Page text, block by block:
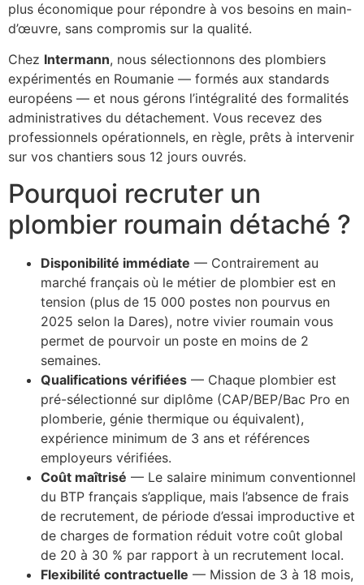
plus économique pour répondre à vos besoins en main-
d’œuvre, sans compromis sur la qualité.
Chez Intermann, nous sélectionnons des plombiers
expérimentés en Roumanie — formés aux standards
européens — et nous gérons l’intégralité des formalités
administratives du détachement. Vous recevez des
professionnels opérationnels, en règle, prêts à intervenir
sur vos chantiers sous 12 jours ouvrés.
Pourquoi recruter un
plombier roumain détaché ?
Disponibilité immédiate — Contrairement au
marché français où le métier de plombier est en
tension (plus de 15 000 postes non pourvus en
2025 selon la Dares), notre vivier roumain vous
permet de pourvoir un poste en moins de 2
semaines.
Qualifications vérifiées — Chaque plombier est
pré-sélectionné sur diplôme (CAP/BEP/Bac Pro en
plomberie, génie thermique ou équivalent),
expérience minimum de 3 ans et références
employeurs vérifiées.
Coût maîtrisé — Le salaire minimum conventionnel
du BTP français s’applique, mais l’absence de frais
de recrutement, de période d’essai improductive et
de charges de formation réduit votre coût global
de 20 à 30 % par rapport à un recrutement local.
Flexibilité contractuelle — Mission de 3 à 18 mois,